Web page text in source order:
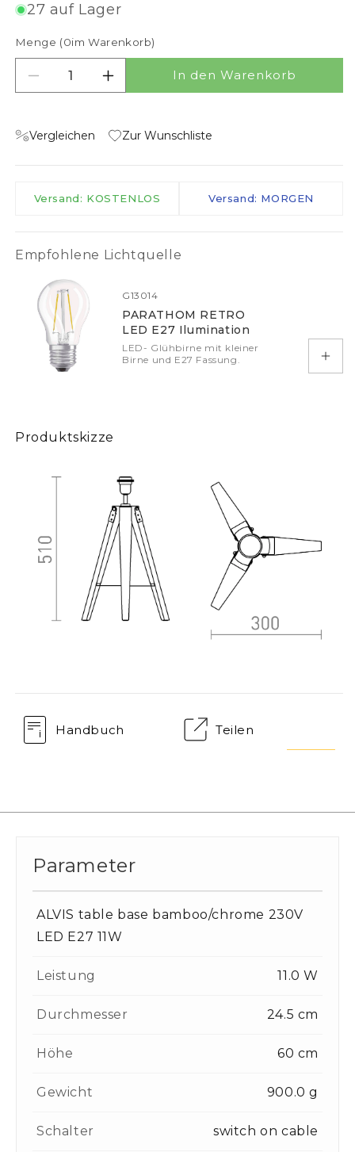
27 auf Lager
Menge (0im Warenkorb)
Menge für ALVIS TISCHSTÄNDER verringern
Menge für ALVIS TISCHSTÄNDER
In den Warenkorb
Vergleichen Zur Wunschliste
Versand: KOSTENLOS Versand: MORGEN
Empfohlene Lichtquelle
G13014
PARATHOM RETRO
LED E27 Ilumination
LED- Glühbirne mit kleiner
Birne und E27 Fassung.
In
Produktskizze
Handbuch Teilen
Parameter
ALVIS table base bamboo/chrome 230V
LED E27 11W
Leistung 11.0 W
Durchmesser 24.5 cm
Höhe 60 cm
Gewicht 900.0 g
Schalter switch on cable